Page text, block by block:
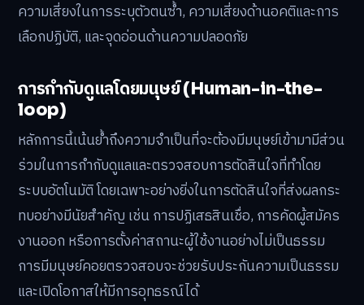
ความเสี่ยงในการระบุตัวตนซ้ำ, ความเสี่ยงด้านอคติและการ
เลือกปฏิบัติ, และจุดอ่อนด้านความปลอดภัย
การกำกับดูแลโดยมนุษย์ (Human-in-the-
loop)
หลักการนี้เน้นย้ำถึงความจำเป็นที่จะต้องมีมนุษย์เข้ามามีส่วน
ร่วมในการกำกับดูแลและตรวจสอบการตัดสินใจที่ทำโดย
ระบบอัตโนมัติ โดยเฉพาะอย่างยิ่งในการตัดสินใจที่ส่งผลกระ
ทบอย่างมีนัยสำคัญ เช่น การปฏิเสธสินเชื่อ, การคัดผู้สมัคร
งานออก หรือการตั้งค่าสถานะผู้ใช้งานอย่างไม่เป็นธรรม
การมีมนุษย์คอยตรวจสอบจะช่วยรับประกันความเป็นธรรม
และเปิดโอกาสให้มีการอุทธรณ์ได้